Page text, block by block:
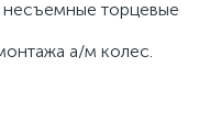
торцевые
а/м колес.